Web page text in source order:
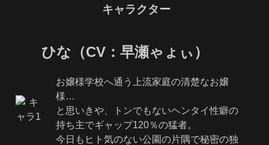
キャラクター
ひな（CV：早瀬ゃょぃ）
お嬢様学校へ通う上流家庭の清楚なお嬢
様…
と思いきや、トンでもないヘンタイ性癖の
持ち主でギャップ120％の猛者。
今日もヒト気のない公園の片隅で秘密の独